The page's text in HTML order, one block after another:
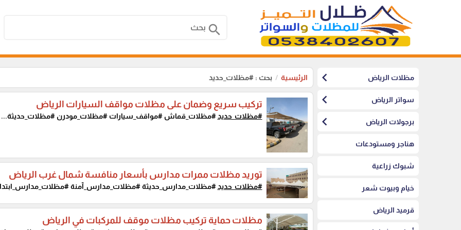
search
مظلات الرياض chevron_left
سواتر الرياض chevron_left
برجولات الرياض chevron_left
هناجر ومستودعات
شبوك زراعية
خيام وبيوت شعر
قرميد الرياض
الرئيسية بحث : #مظلات_حديد
تركيب سريع وضمان على مظلات مواقف السيارات الرياض
#مظلات_حديد#مظلات_قماش #مواقف_سيارات #مظلات_مودرن #مظلات_حديثة...
توريد مظلات ممرات مدارس بأسعار منافسة شمال غرب الرياض
#مظلات_حديد#مظلات_مدارس_حديثة #مظلات_مدارس_آمنة
مظلات حماية تركيب مظلات موقف للمركبات في الرياض